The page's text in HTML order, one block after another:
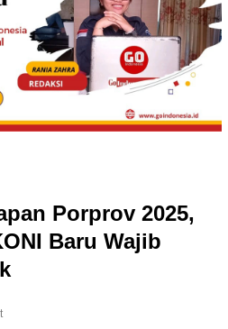
Porprov 2025,
Baru Wajib